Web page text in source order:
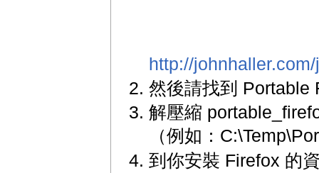
http://
然後請找到 Portable
解壓縮
（例如：
到你安裝 Firefox 的